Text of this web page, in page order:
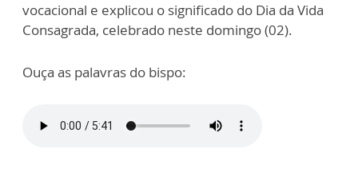
vocacional e explicou o significado do Dia da Vida
Consagrada, celebrado neste domingo (02).
Ouça as palavras do bispo: